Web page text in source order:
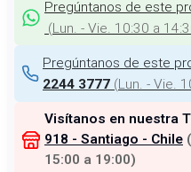
Pregúntanos de este
(Lun. - Vie. 10:30 a
Pregúntanos de este
2244 3777 (Lun. - Vie.
Visítanos en nuestra
918 - Santiago - Chile (
15:00 a 19:00)